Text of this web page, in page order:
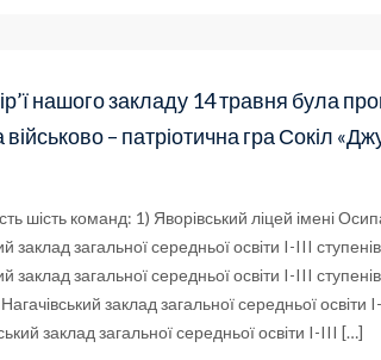
нашого закладу 14 травня була
– патріотична гра Сокіл
шість команд: 1) Яворівський ліцей імені
заклад загальної середньої освіти I-III
заклад загальної середньої освіти I-III
Нагачівський заклад загальної середньої освіти
заклад загальної середньої освіти I-III […]